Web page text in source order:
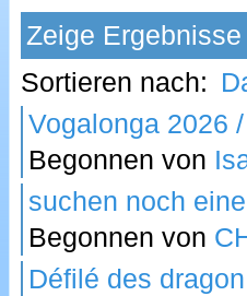
Zeige
Sortieren nach:
Vogalonga 2026
Begonnen von
suchen noch
Begonnen von
Défilé des